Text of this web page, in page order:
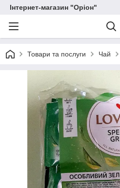
Інтернет-магазин "Оріон"
Товари та послуги Чай